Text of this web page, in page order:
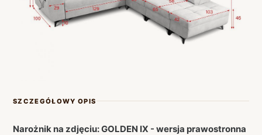
SZCZEGÓŁOWY OPIS
Narożnik na zdjęciu: GOLDEN IX - wersja prawostronna